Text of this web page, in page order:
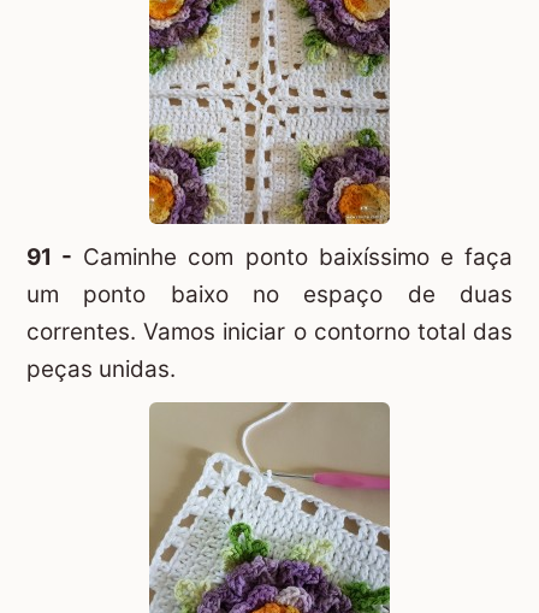
91 - Caminhe com ponto baixíssimo e faça
um ponto baixo no espaço de duas
correntes. Vamos iniciar o contorno total das
peças unidas.